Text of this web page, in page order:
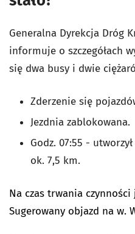
Generalna Dyrekcja Dróg
informuje o szczegółach
się dwa busy i dwie
Zderzenie się
Jezdnia zablokowana.
Godz. 07:55 -
ok. 7,5 km.
Na czas trwania
Sugerowany objazd na w.